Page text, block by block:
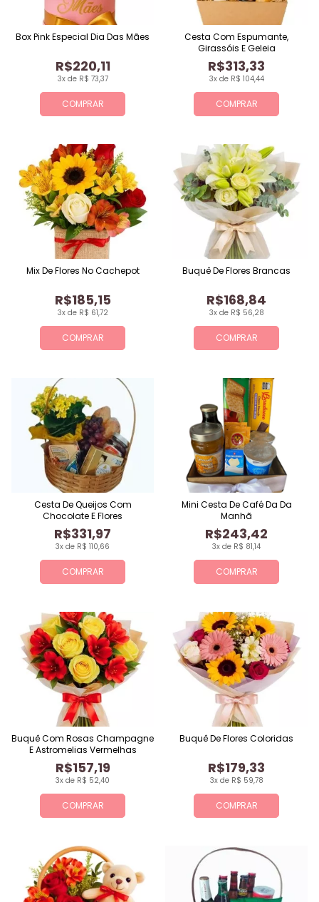
COMPRAR
3x de R$ 73,37
R$220,11
Box Pink Especial Dia Das Mães
COMPRAR
3x de R$ 104,44
R$313,33
Cesta Com Espumante,
Girassóis E Geleia
COMPRAR
3x de R$ 61,72
R$185,15
Mix De Flores No Cachepot
COMPRAR
3x de R$ 56,28
R$168,84
Buquê De Flores Brancas
COMPRAR
3x de R$ 110,66
R$331,97
Cesta De Queijos Com
Chocolate E Flores
COMPRAR
3x de R$ 81,14
R$243,42
Mini Cesta De Café Da Da
Manhã
COMPRAR
3x de R$ 52,40
R$157,19
Buquê Com Rosas Champagne
E Astromelias Vermelhas
COMPRAR
3x de R$ 59,78
R$179,33
Buquê De Flores Coloridas